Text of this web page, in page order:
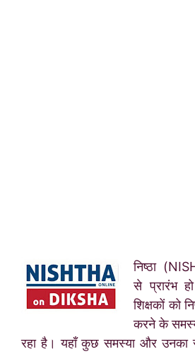
निष्ठा
से प्रारंभ
शिक्षकों को
करने के
रहा है। यहाँ कुछ समस्या और उनका